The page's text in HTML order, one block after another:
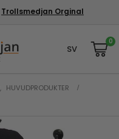
Trollsmedjan Orginal
SV
0
, HUVUDPRODUKTER